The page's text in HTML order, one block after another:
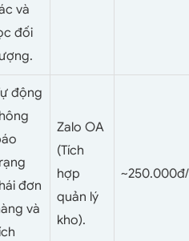
và
đối
động
đơn
và
Zalo OA
(Tích
hợp
quản lý
kho).